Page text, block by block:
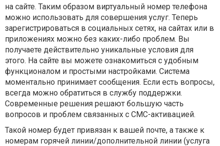
на сайте. Таким образом виртуальный номер телефона
можно использовать для совершения услуг. Теперь
зарегистрироваться в социальных сетях, на сайтах или в
приложениях можно без каких-либо проблем. Вы
получаете действительно уникальные условия для
этого. На сайте вы можете ознакомиться с удобным
функционалом и простыми настройками. Система
моментально принимает сообщения. Если есть вопросы,
всегда можно обратиться в службу поддержки.
Современные решения решают большую часть
вопросов и проблем связанных с СМС-активацией.
Такой номер будет привязан к вашей почте, а также к
номерам горячей линии/дополнительной линии (услуга